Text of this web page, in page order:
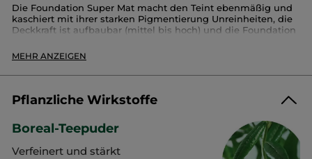
Die Foundation Super Mat macht den Teint ebenmäßig und
kaschiert mit ihrer starken Pigmentierung Unreinheiten, die
Deckkraft ist aufbaubar (mittel bis hoch) und die Foundation
Dank des Boréal-Teepulvers wird die Haut mattiert und
ausgeglichen: glänzende Partien werden Tag für Tag
abgemildert. Die cremige, flüssige Textur verschmilzt mit der
auf pflegenden Inhaltsstoffen beruhenden Formeln.
- 16 Stunden Halt*
- Nicht komedogen, nicht verschließend.
MEHR ANZEIGEN
Pflanzliche Wirkstoffe
Boreal-Teepuder
Verfeinert und stärkt